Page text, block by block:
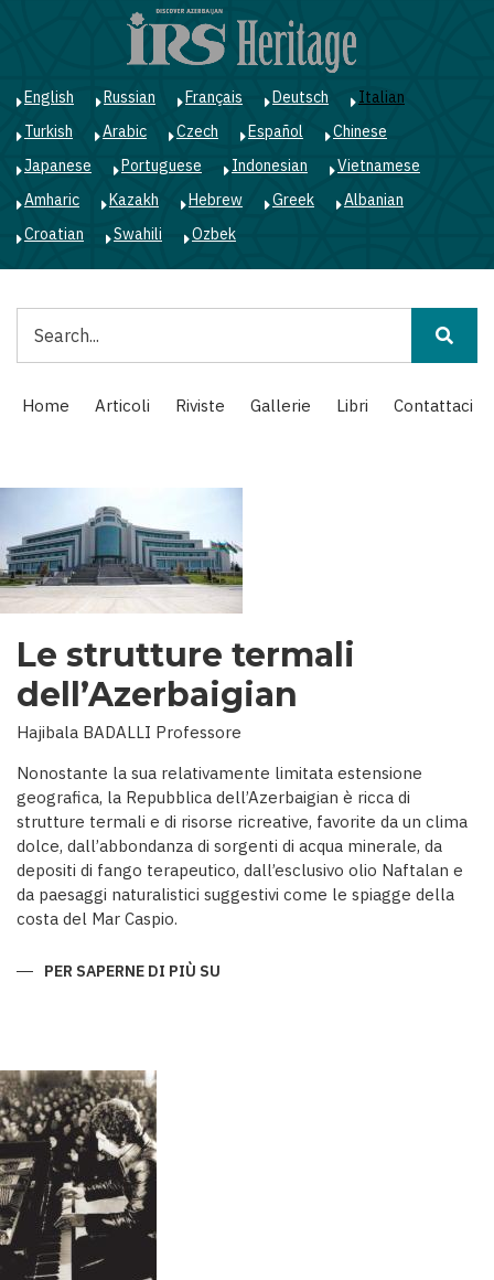
English Russian Français Deutsch
Italian
Turkish
Arabic Czech Español
Chinese
Japanese
Portuguese Indonesian
Vietnamese
Amharic
Kazakh Hebrew Greek
Albanian
Croatian
Swahili Ozbek
Main
navigation
Home Articoli Riviste Gallerie Libri Contattaci
Le strutture termali
dell’Azerbaigian
Hajibala BADALLI Professore
Nonostante la sua relativamente limitata estensione
geografica, la Repubblica dell’Azerbaigian è ricca di
strutture termali e di risorse ricreative, favorite da un clima
dolce, dall’abbondanza di sorgenti di acqua minerale, da
depositi di fango terapeutico, dall’esclusivo olio Naftalan e
da paesaggi naturalistici suggestivi come le spiagge della
costa del Mar Caspio.
PER SAPERNE DI PIÙ SU